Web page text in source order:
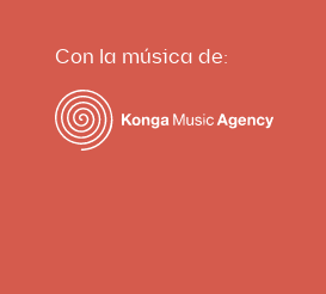
Con la música de: